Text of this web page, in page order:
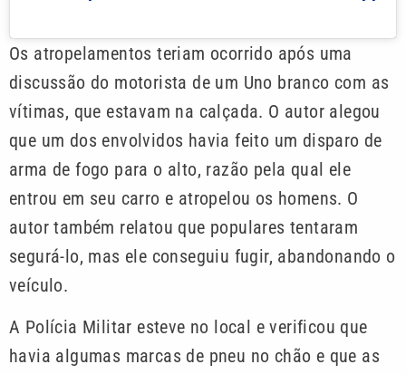
Os atropelamentos teriam ocorrido após uma
discussão do motorista de um Uno branco com as
vítimas, que estavam na calçada. O autor alegou
que um dos envolvidos havia feito um disparo de
arma de fogo para o alto, razão pela qual ele
entrou em seu carro e atropelou os homens. O
autor também relatou que populares tentaram
segurá-lo, mas ele conseguiu fugir, abandonando o
veículo.
A Polícia Militar esteve no local e verificou que
havia algumas marcas de pneu no chão e que as